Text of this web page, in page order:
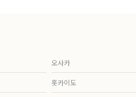
오사카
홋카이도